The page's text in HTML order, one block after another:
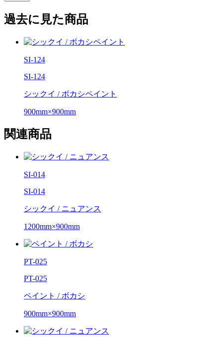
過去に見た商品
SI-124
SI-124
シックイ / ボカシペイント
900mm×900mm
関連商品
SI-014
SI-014
シックイ / ニュアンス
1200mm×900mm
PT-025
PT-025
ペイント / ボカシ
900mm×900mm